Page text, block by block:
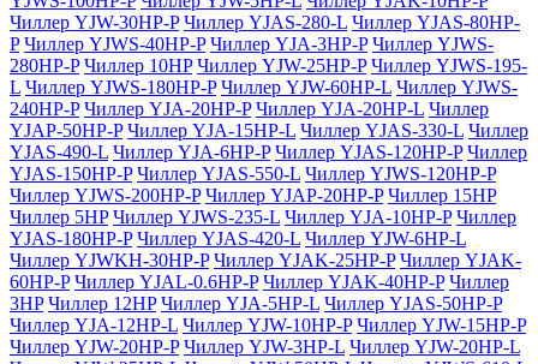
Чиллер YJW-30HP-P Чиллер YJAS-280-L Чиллер YJAS-80HP-
P Чиллер YJWS-40HP-P Чиллер YJA-3HP-P Чиллер YJWS-
280HP-P Чиллер 10HP Чиллер YJW-25HP-P Чиллер YJWS-195-
L Чиллер YJWS-180HP-P Чиллер YJW-60HP-L Чиллер YJWS-
240HP-P Чиллер YJA-20HP-P Чиллер YJA-20HP-L Чиллер
YJAP-50HP-P Чиллер YJA-15HP-L Чиллер YJAS-330-L Чиллер
YJAS-490-L Чиллер YJA-6HP-P Чиллер YJAS-120HP-P Чиллер
YJAS-150HP-P Чиллер YJAS-550-L Чиллер YJWS-120HP-P
Чиллер YJWS-200HP-P Чиллер YJAP-20HP-P Чиллер 15HP
Чиллер 5HP Чиллер YJWS-235-L Чиллер YJA-10HP-P Чиллер
YJAS-180HP-P Чиллер YJAS-420-L Чиллер YJW-6HP-L
Чиллер YJWKH-30HP-P Чиллер YJAK-25HP-P Чиллер YJAK-
60HP-P Чиллер YJAL-0.6HP-P Чиллер YJAK-40HP-P Чиллер
3HP Чиллер 12HP Чиллер YJA-5HP-L Чиллер YJAS-50HP-P
Чиллер YJA-12HP-L Чиллер YJW-10HP-P Чиллер YJW-15HP-P
Чиллер YJW-20HP-P Чиллер YJW-3HP-L Чиллер YJW-20HP-L